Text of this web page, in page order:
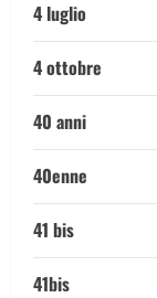
4 luglio
4 ottobre
40 anni
40enne
41 bis
41bis